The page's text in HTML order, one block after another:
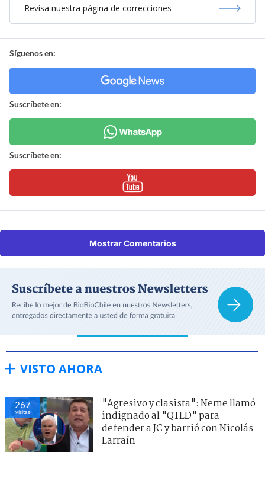
Revisa nuestra página de correcciones
Síguenos en:
Suscríbete en:
Suscríbete en:
Mostrar Comentarios
VISTO AHORA
267
visitas
"Agresivo y clasista": Neme llamó
indignado al "QTLD" para
defender a JC y barrió con Nicolás
Larraín